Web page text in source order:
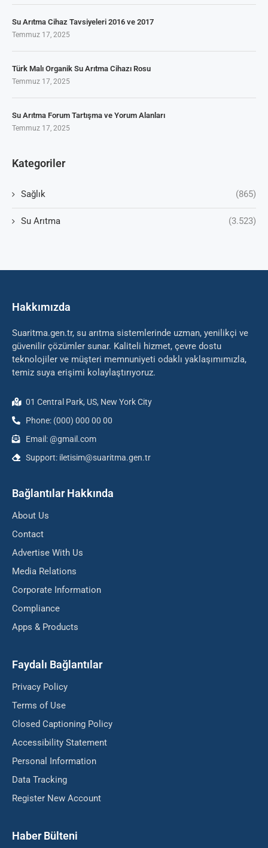
Su Arıtma Cihaz Tavsiyeleri 2016 ve 2017
Temmuz 17, 2025
Türk Malı Organik Su Arıtma Cihazı Rosu
Temmuz 17, 2025
Su Arıtma Forum Tartışma ve Yorum Alanları
Temmuz 17, 2025
Kategoriler
Sağlık (865)
Su Arıtma (3.523)
Hakkımızda
Suaritma.gen.tr, su arıtma sistemlerinde uzman, yenilikçi ve
güvenilir çözümler sunar. Kaliteli hizmet, çevre dostu
teknolojiler ve müşteri memnuniyeti odaklı yaklaşımımızla,
temiz suya erişimi kolaylaştırıyoruz.
01 Central Park, US, New York City
Phone: (000) 000 00 00
Email: @gmail.com
Support: iletisim@suaritma.gen.tr
Bağlantılar Hakkında
About Us
Contact
Advertise With Us
Media Relations
Corporate Information
Compliance
Apps & Products
Faydalı Bağlantılar
Privacy Policy
Terms of Use
Closed Captioning Policy
Accessibility Statement
Personal Information
Data Tracking
Register New Account
Haber Bülteni